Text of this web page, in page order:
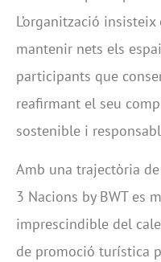
L’organització
mantenir nets els
participants que
reafirmant el seu
sostenible i
Amb una trajectòria
3 Nacions by BWT es
imprescindible del
de promoció turística